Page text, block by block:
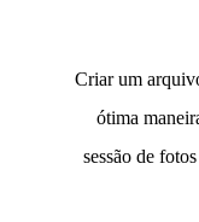
Criar um
ótima
sessão de